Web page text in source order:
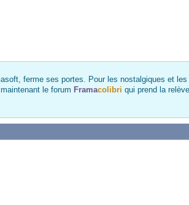
ferme ses portes. Pour les nostalgiques et
le forum Framacolibri qui prend la